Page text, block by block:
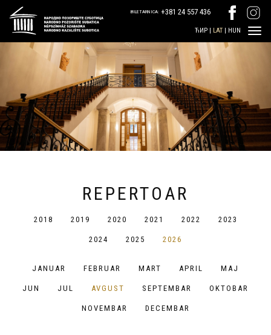
BILETARNICA: +381 24 557 436
ЋИР | LAT | HUN
REPERTOAR
2018 2019 2020 2021 2022 2023
2024 2025 2026
JANUAR FEBRUAR MART APRIL МАЈ
JUN JUL AVGUST SEPTEMBAR OKTOBAR
NOVEMBAR DECEMBAR